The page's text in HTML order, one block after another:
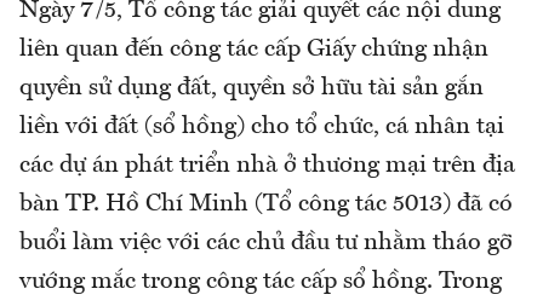
Ngày 7/5, Tổ công tác giải quyết các nội dung
liên quan đến công tác cấp Giấy chứng nhận
quyền sử dụng đất, quyền sở hữu tài sản gắn
liền với đất (sổ hồng) cho tổ chức, cá nhân tại
các dự án phát triển nhà ở thương mại trên địa
bàn TP. Hồ Chí Minh (Tổ công tác 5013) đã có
buổi làm việc với các chủ đầu tư nhằm tháo gỡ
vướng mắc trong công tác cấp sổ hồng. Trong